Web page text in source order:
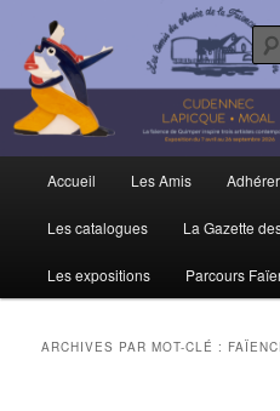
contenu
principal
contenu
secondaireAmis du Musée
Quimper
Trois siècles de tradition faïencière
principal
Accueil Les Amis Adhérer
Les catalogues La Gazette
Les expositions Parcours
ARCHIVES PAR MOT-CLÉ :